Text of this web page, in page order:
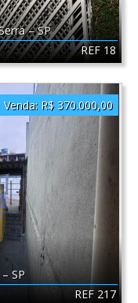
REF 18
–SP
REF 217
– SP
Venda: R$ 370.000,00